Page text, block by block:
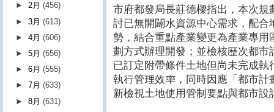
市府都發局長莊德樑指出，本次
討已無開闢水資源中心需求，配
勢，結合重點產業變更為產業專
劃方式辦理開發；並檢核歷次都
已訂定附帶條件土地但尚未完成
執行管理效率，同時因應「都市
新檢視土地使用管制要點與都市設
►2月(456)
►3月(613)
►4月(606)
►5月(656)
►6月(555)
►7月(633)
►8月(631)